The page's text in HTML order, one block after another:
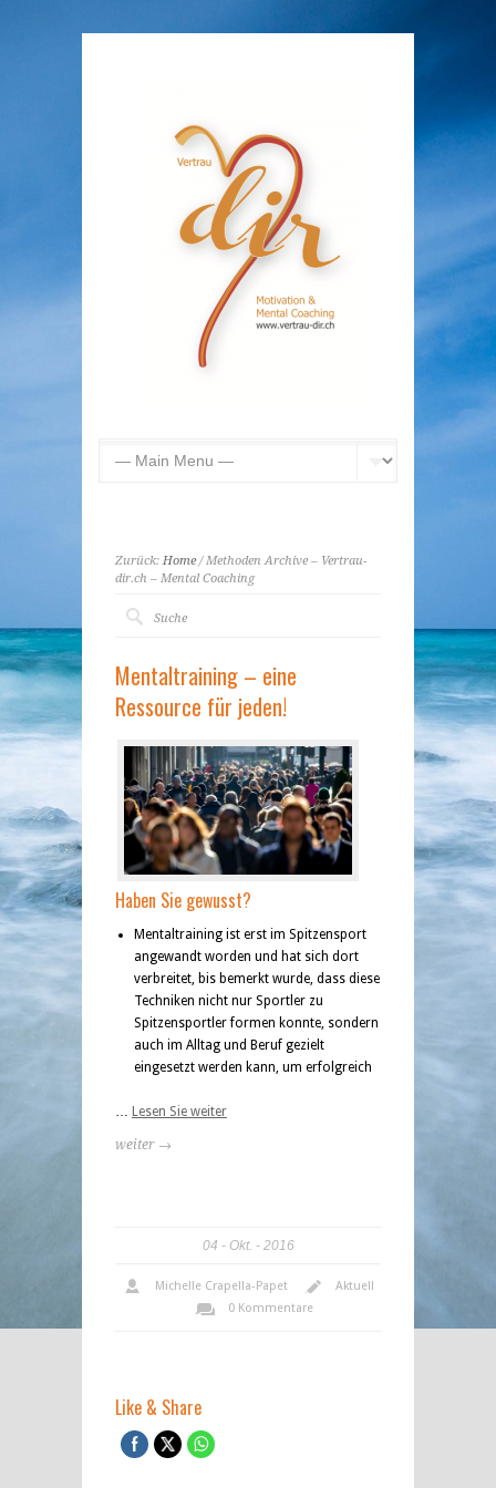
Zurück: Home/ Methoden Archive – Vertrau-
dir.ch – Mental Coaching
Mentaltraining – eine
Ressource für jeden!
Haben Sie gewusst?
Mentaltraining ist erst im Spitzensport
angewandt worden und hat sich dort
verbreitet, bis bemerkt wurde, dass diese
Techniken nicht nur Sportler zu
Spitzensportler formen konnte, sondern
auch im Alltag und Beruf gezielt
eingesetzt werden kann, um erfolgreich
… Lesen Sie weiter
weiter →
04 Okt. 2016
Michelle Crapella-Papet
Aktuell
0 Kommentare
Like & Share